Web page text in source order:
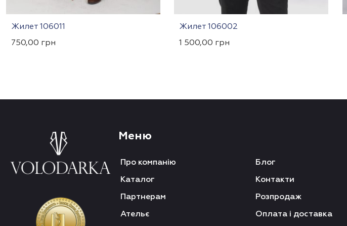
Жилет 106011
750,00 грн
Жилет 106002
1 500,00 грн
Меню
Про компанію
Каталог
Партнерам
Ательє
Блог
Контакти
Розпродаж
Оплата і доставка